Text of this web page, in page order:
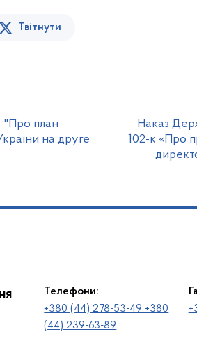
Твітнути
"Про план
на друге
Наказ
102-к «Про
Телефони:
+380 (44) 278-53-49 +380
(44) 239-63-89